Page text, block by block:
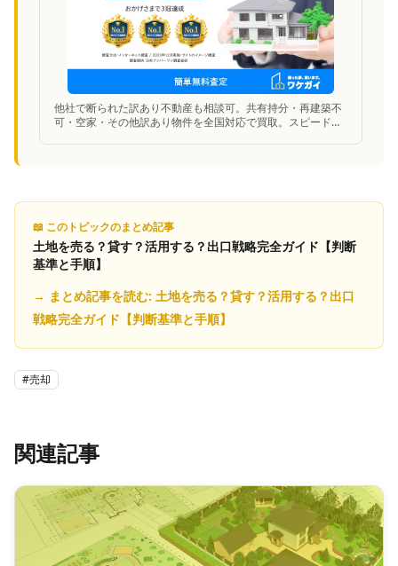
他社で断られた訳あり不動産も相談可。共有持分・再建築不
可・空家・その他訳あり物件を全国対応で買取。スピード査
📖 このトピックのまとめ記事
土地を売る？貸す？活用する？出口戦略完全ガイド【判断
基準と手順】
→ まとめ記事を読む: 土地を売る？貸す？活用する？出口
戦略完全ガイド【判断基準と手順】
#売却
関連記事